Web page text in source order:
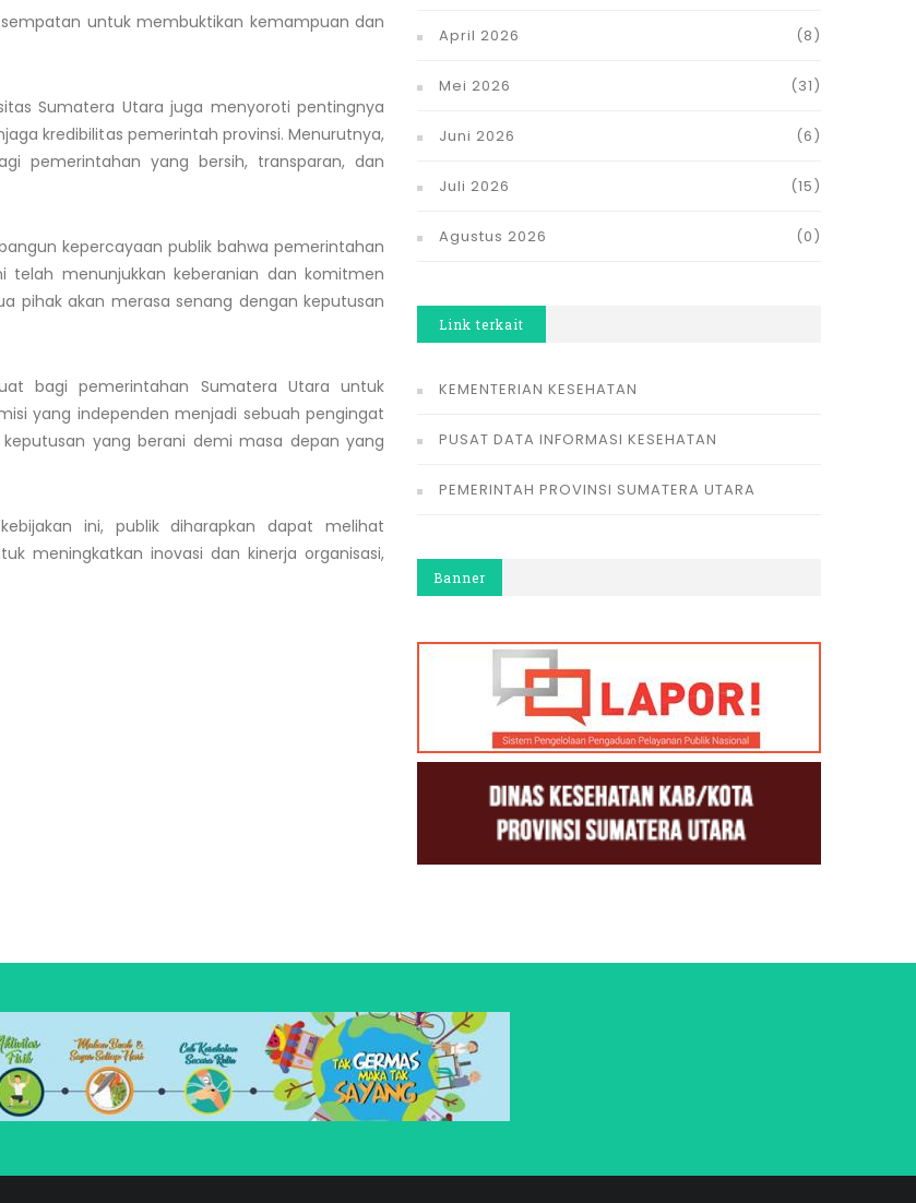
untuk membuktikan kemampuan dan
Sumatera Utara juga menyoroti pentingnya
kredibilitas pemerintah provinsi. Menurutnya,
pemerintahan yang bersih, transparan, dan
kepercayaan publik bahwa pemerintahan
telah menunjukkan keberanian dan komitmen
pihak akan merasa senang dengan keputusan
bagi pemerintahan Sumatera Utara untuk
yang independen menjadi sebuah pengingat
yang berani demi masa depan yang
ini, publik diharapkan dapat melihat
meningkatkan inovasi dan kinerja organisasi,
April 2026 (8)
Mei 2026 (31)
Juni 2026 (6)
Juli 2026 (15)
Agustus 2026 (0)
Link terkait
KEMENTERIAN KESEHATAN
PUSAT DATA INFORMASI KESEHATAN
PEMERINTAH PROVINSI SUMATERA UTARA
Banner